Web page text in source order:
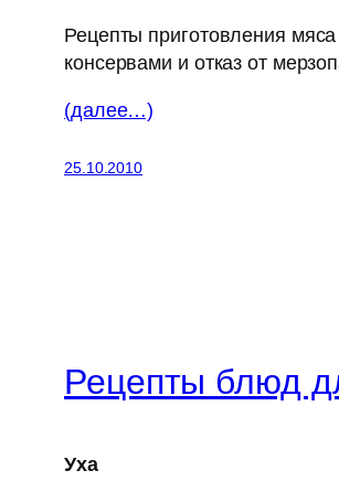
Рецепты приготовления
консервами и отказ от
(далее…)
25.10.2010
Рецепты блюд
Уха